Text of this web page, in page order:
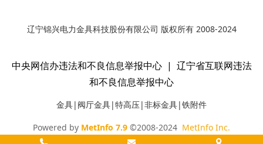
辽宁锦兴电力金具科技股份有限公司 版权所有 2008-2024
中央网信办违法和不良信息举报中心| 辽宁省互联网违法
和不良信息举报中心
金具|阀厅金具|特高压|非标金具|铁附件
Powered by MetInfo 7.9 ©2008-2024 MetInfo Inc.